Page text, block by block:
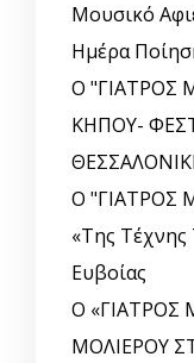
Μουσικό
Ημέρα
Ο "ΓΙΑΤΡΟΣ
ΚΗΠΟΥ-
Ο "ΓΙΑΤΡΟΣ
«Της Τέχνης
Ευβοίας
Ο «ΓΙΑΤΡΟΣ
ΜΟΛΙΕΡΟΥ